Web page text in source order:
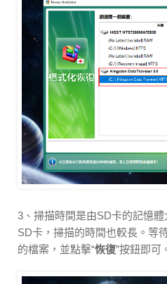
3、掃描時間是由SD卡的記憶
SD卡，掃描的時間也較長。等
的檔案，並點擊“恢復”按鈕即可